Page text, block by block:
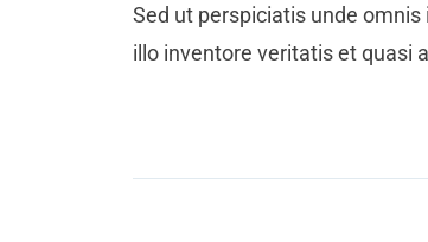
Sed ut perspiciatis unde
illo inventore veritatis et quasi